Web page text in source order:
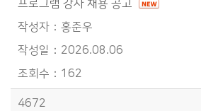
프로그램 강사 채용 공고
홍준우
2026.08.06
162
4672